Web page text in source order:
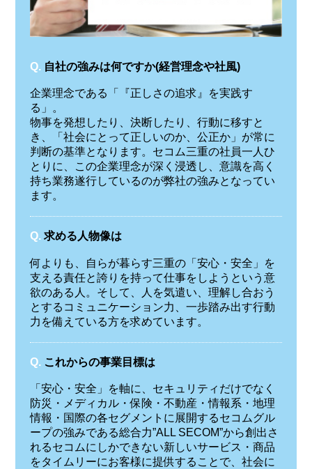
Q. 自社の強みは何ですか(経営理念や社風)
企業理念である「『正しさの追求』を実践す
る」。
物事を発想したり、決断したり、行動に移すと
き、「社会にとって正しいのか、公正か」が常に
判断の基準となります。セコム三重の社員一人ひ
とりに、この企業理念が深く浸透し、意識を高く
持ち業務遂行しているのが弊社の強みとなってい
ます。
Q. 求める人物像は
何よりも、自らが暮らす三重の「安心・安全」を
支える責任と誇りを持って仕事をしようという意
欲のある人。そして、人を気遣い、理解し合おう
とするコミュニケーション力、一歩踏み出す行動
力を備えている方を求めています。
Q. これからの事業目標は
「安心・安全」を軸に、セキュリティだけでなく
防災・メディカル・保険・不動産・情報系・地理
情報・国際の各セグメントに展開するセコムグル
ープの強みである総合力”ALL SECOM”から創出さ
れるセコムにしかできない新しいサービス・商品
をタイムリーにお客様に提供することで、社会に